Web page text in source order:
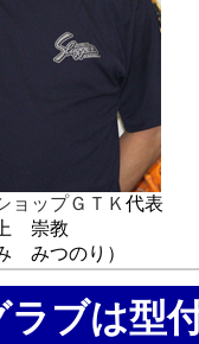
ョップＧＴＫ 代表
崇教
みつのり）
ラブは型